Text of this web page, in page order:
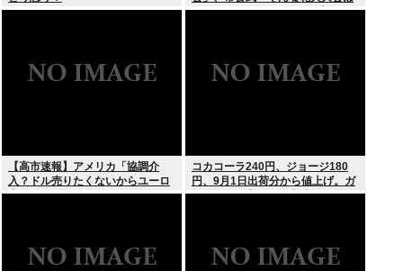
存在しない」→ SNS阿鼻叫喚
【高市速報】アメリカ「協調介
入？ドル売りたくないからユーロ
売るわ」EU激怒www
コカコーラ240円、ジョージ180
円、9月1日出荷分から値上げ。ガ
ソリンより高いとか意味不明すぎ